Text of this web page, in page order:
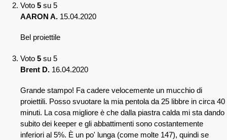
Voto 5 su 5
AARON A. 15.04.2020
Bel proiettile
Voto 5 su 5
Brent D. 16.04.2020
Grande stampo! Fa cadere velocemente un mucchio di
proiettili. Posso svuotare la mia pentola da 25 libbre in circa 40
minuti. La cosa migliore è che dalla piastra calda mi sta dando
subito dei keeper e gli abbattimenti sono costantemente
inferiori al 5%. È un po' lunga (come molte 147), quindi se